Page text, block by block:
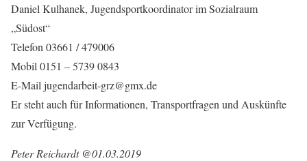
Daniel Kulhanek, Jugendsportkoordinator im Sozialraum
„Südost“
Telefon 03661 / 479006
Mobil 0151 – 5739 0843
E-Mail jugendarbeit-grz@gmx.de
Er steht auch für Informationen, Transportfragen und Auskünfte
zur Verfügung.
Peter Reichardt @01.03.2019